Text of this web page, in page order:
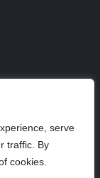
serve
traffic. By
cookies.